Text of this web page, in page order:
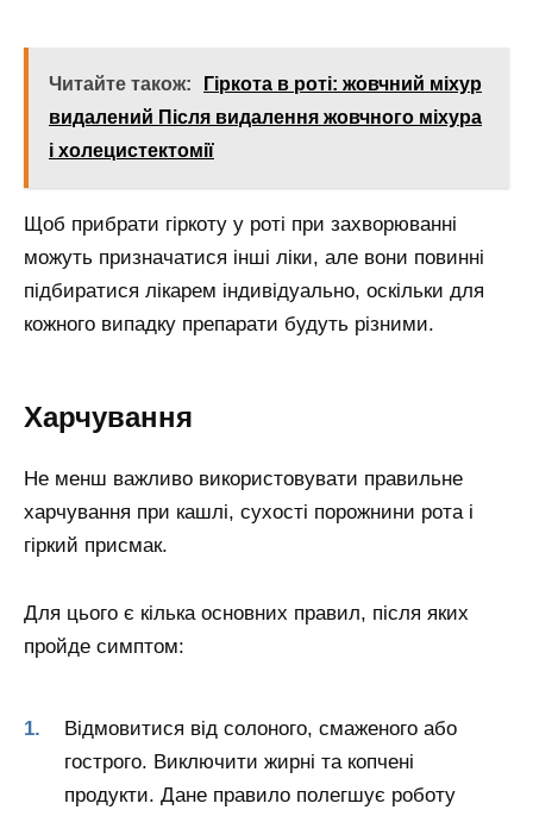
Читайте також:
Гіркота в роті: жовчний міхур
видалений Після видалення жовчного міхура
і холецистектомії
Щоб прибрати гіркоту у роті при захворюванні
можуть призначатися інші ліки, але вони повинні
підбиратися лікарем індивідуально, оскільки для
кожного випадку препарати будуть різними.
Харчування
Не менш важливо використовувати правильне
харчування при кашлі, сухості порожнини рота і
гіркий присмак.
Для цього є кілька основних правил, після яких
пройде симптом:
Відмовитися від солоного, смаженого або
гострого. Виключити жирні та копчені
продукти. Дане правило полегшує роботу